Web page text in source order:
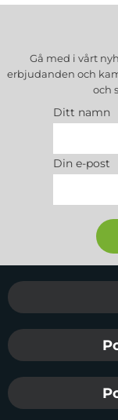
Gå med i vårt
erbjudanden och
och
Ditt namn
Din e-post
Sidfot